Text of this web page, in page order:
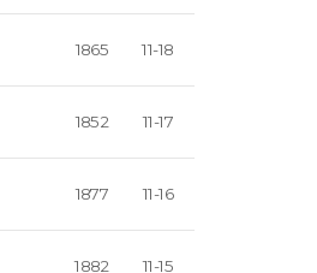
1865 11-18
1852 11-17
1877 11-16
1882 11-15